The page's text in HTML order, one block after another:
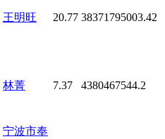
王明旺 20.77 38371795003.42
林菁 7.37 4380467544.2
宁波市奉